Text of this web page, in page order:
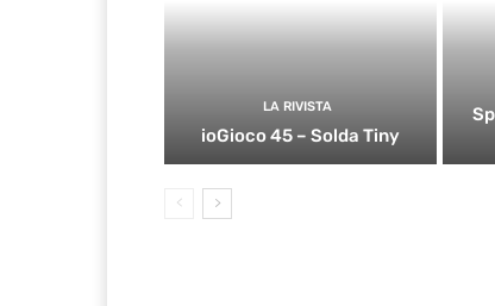
LA RIVISTA
ioGioco 45 – Solda Tiny